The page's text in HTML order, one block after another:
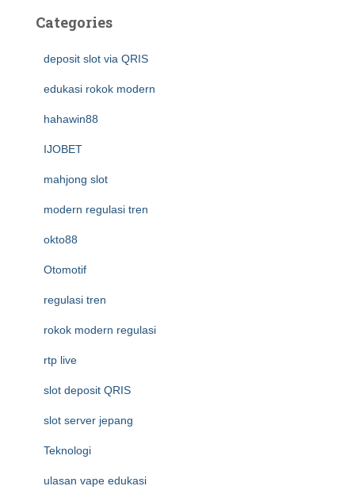
Categories
deposit slot via QRIS
edukasi rokok modern
hahawin88
IJOBET
mahjong slot
modern regulasi tren
okto88
Otomotif
regulasi tren
rokok modern regulasi
rtp live
slot deposit QRIS
slot server jepang
Teknologi
ulasan vape edukasi